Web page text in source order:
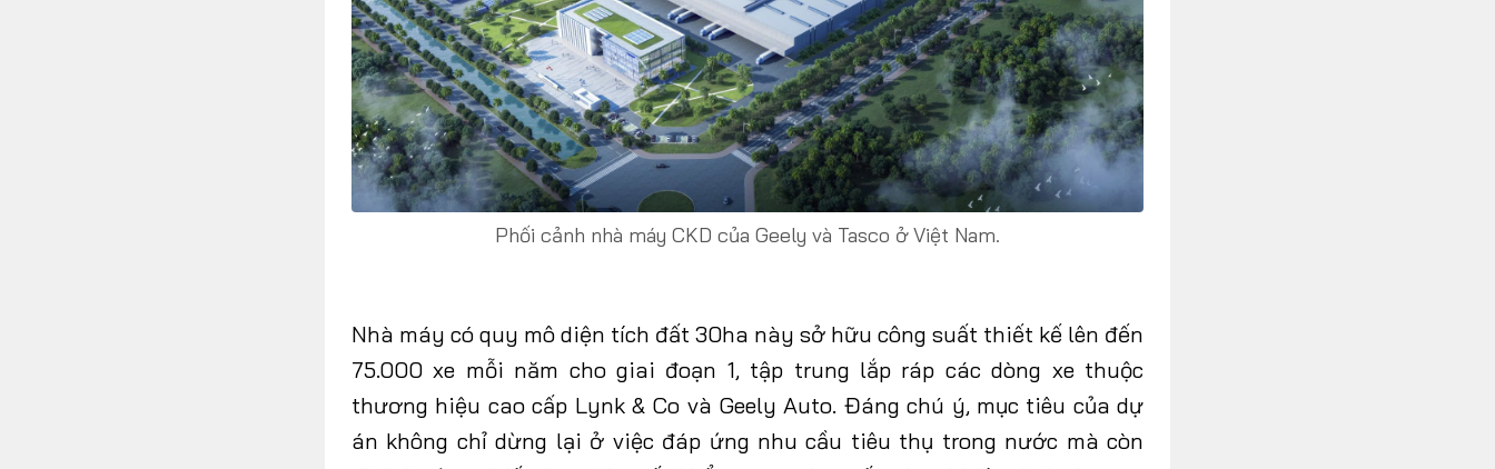
Phối cảnh nhà máy CKD của Geely và Tasco ở Việt Nam.
Nhà máy có quy mô diện tích đất 30ha này sở hữu công suất thiết kế lên đến
75.000 xe mỗi năm cho giai đoạn 1, tập trung lắp ráp các dòng xe thuộc
thương hiệu cao cấp Lynk & Co và Geely Auto. Đáng chú ý, mục tiêu của dự
án không chỉ dừng lại ở việc đáp ứng nhu cầu tiêu thụ trong nước mà còn